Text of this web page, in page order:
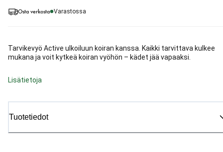
Osta verkosta Varastossa
Tarvikevyö Active ulkoiluun koiran kanssa. Kaikki tarvittava kulkee
mukana ja voit kytkeä koiran vyöhön – kädet jää vapaaksi.
Lisätietoja
Tuotetiedot